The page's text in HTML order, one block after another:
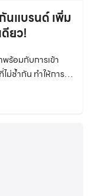
นแบรนด์ เพิ่ม
ดียว!
ร้อมกับการเข้า
ม่ซ้ำกัน ทำให้การ